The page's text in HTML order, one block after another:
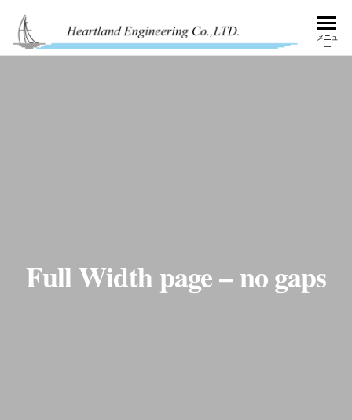
テ
好奇
心
で、
メニュ
ー
Full Width page – no gaps